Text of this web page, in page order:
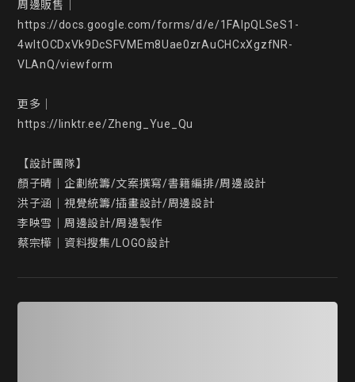
周邊販售｜
https://docs.google.com/forms/d/e/1FAIpQLSeS1-
4wltOCDxVk9DcSFVMEm8Uae0zrAuCHCxXgzfNR-
VLAnQ/viewform
更多｜
https://linktr.ee/Zheng_Yue_Qu
【設計團隊】
顏子晴｜企劃統籌/文案撰寫/書籍編排/周邊設計
洪子涵｜視覺統籌/插畫設計/周邊設計
李映雪｜周邊設計/周邊製作
蔡宗樺｜資料搜集/LOGO設計